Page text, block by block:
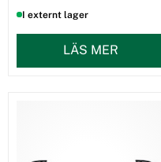
I externt lager
LÄS MER